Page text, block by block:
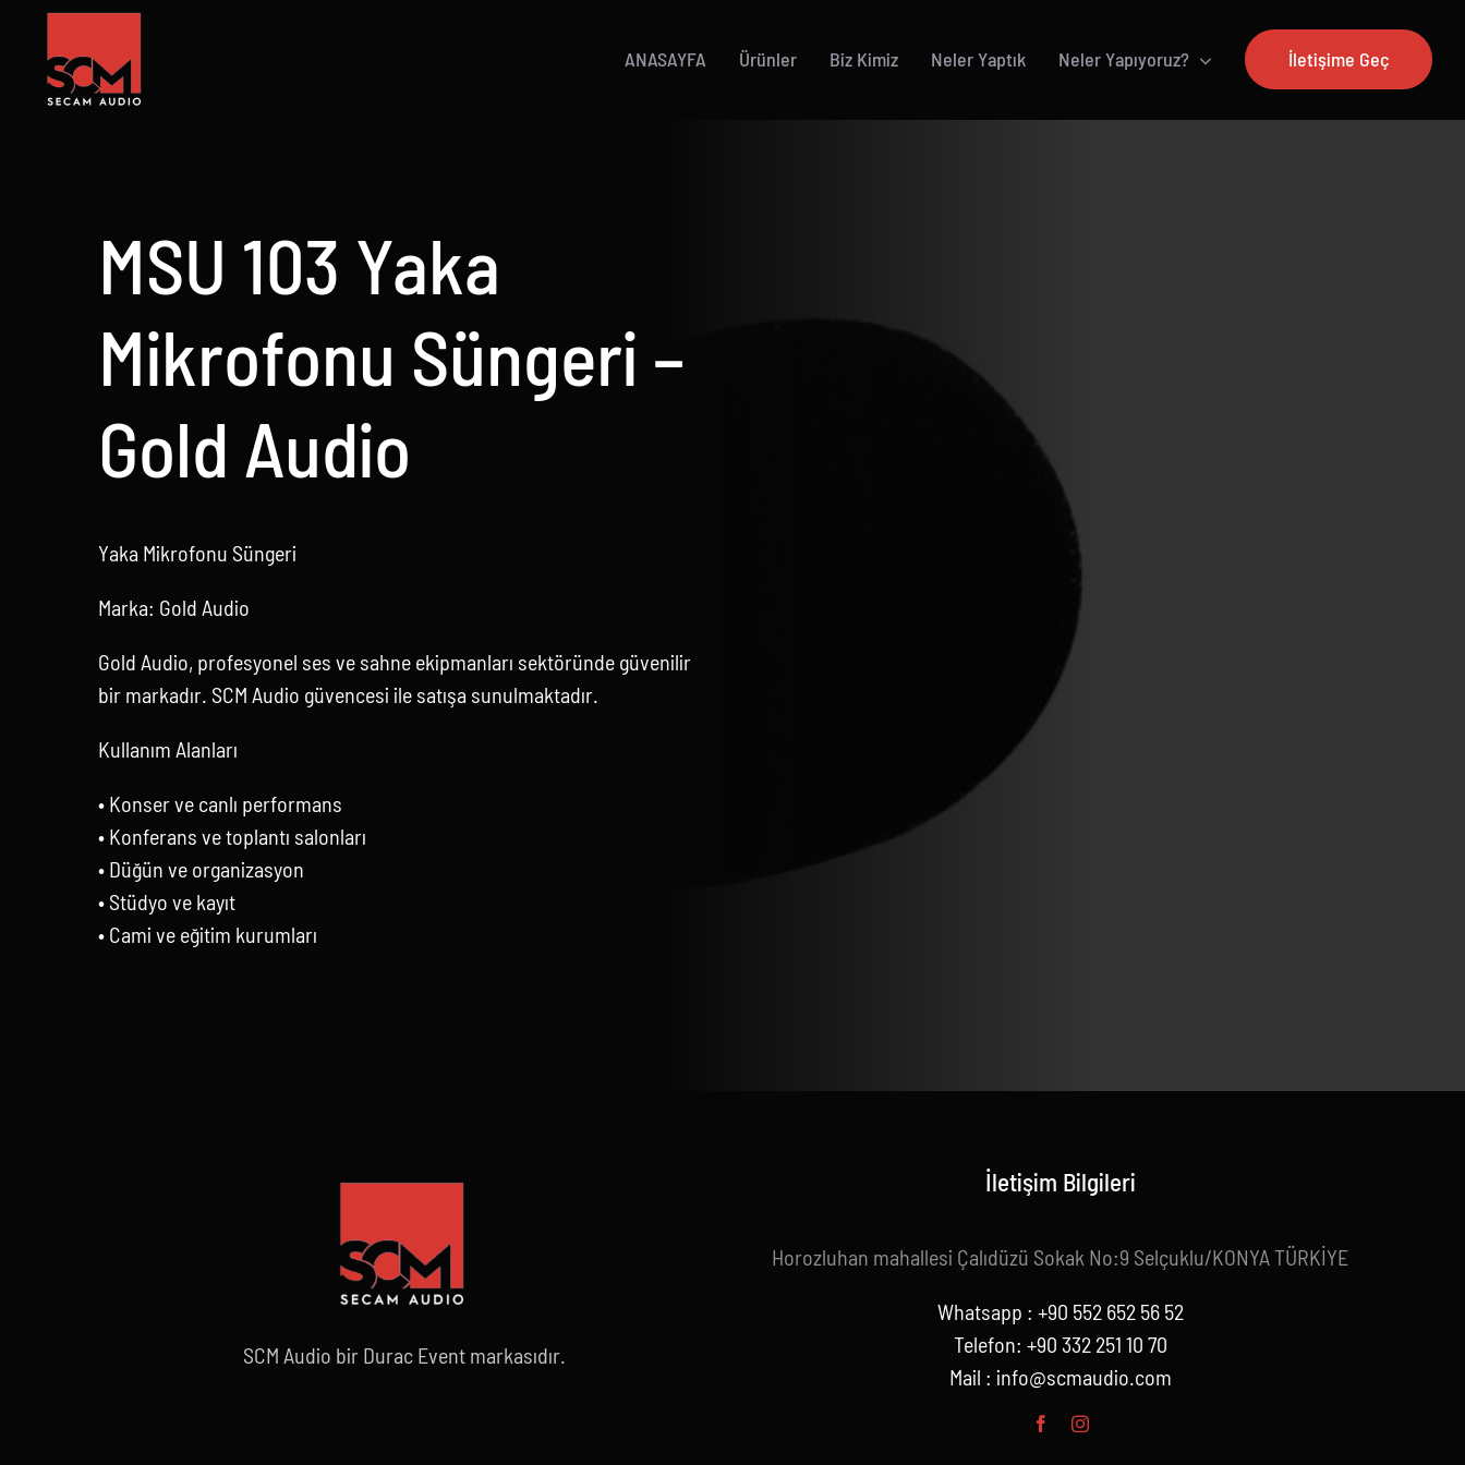
content
ANASAYFA Ürünler Biz Kimiz Neler Yaptık Neler Yapıyoruz? İletişime Geç
MSU 103 Yaka
Mikrofonu Süngeri –
Gold Audio
Yaka Mikrofonu Süngeri
Marka: Gold Audio
Gold Audio, profesyonel ses ve sahne ekipmanları sektöründe güvenilir
bir markadır. SCM Audio güvencesi ile satışa sunulmaktadır.
Kullanım Alanları
• Konser ve canlı performans
• Konferans ve toplantı salonları
• Düğün ve organizasyon
• Stüdyo ve kayıt
• Cami ve eğitim kurumları
SCM Audio bir Durac Event markasıdır.
İletişim Bilgileri
Horozluhan mahallesi Çalıdüzü Sokak No:9 Selçuklu/KONYA TÜRKİYE
Whatsapp : +90 552 652 56 52
Telefon: +90 332 251 10 70
Mail : info@scmaudio.com